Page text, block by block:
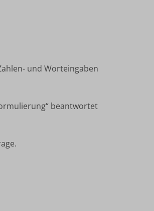
und Worteingaben
beantwortet